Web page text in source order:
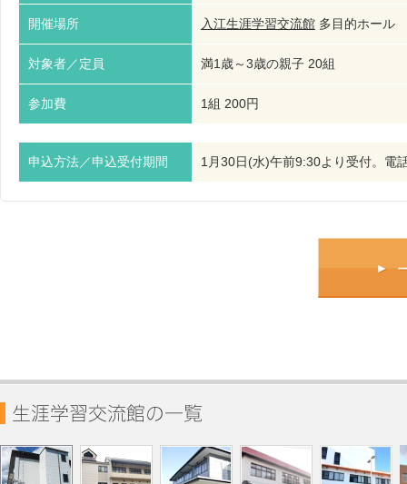
開催場所 入江生涯学習交流館 多目的ホール
対象者／定員 満1歳～3歳の親子 20組
参加費 1組 200円
申込方法／申込受付期間 1月30日(水)午前9:30より受付。電